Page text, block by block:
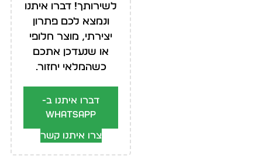
לשירותך! דברו איתנו
ונמצא לכם פתרון
יצירתי, מוצר חלופי
או שנעדכן אתכם
כשהמלאי יחזור.
דברו איתנו ב-
WhatsApp
צרו איתנו קשר